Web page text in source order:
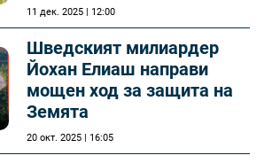
11 дек. 2025 | 12:00
Шведският милиардер
Йохан Елиаш направи
мощен ход за защита на
Земята
20 окт. 2025 | 16:05